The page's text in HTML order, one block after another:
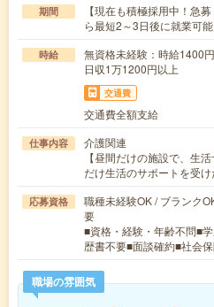
期間
【現在も積極採用中！急
ら最短2～3日後に就業可能
時給
無資格未経験：時給
日収1万1200円以上
交通費
交通費全額支給
仕事内容
介護関連
【昼間だけの施設で、生
だけ生活のサポートを受
応募資格
職種未経験OK / ブランク
要
■資格・経験・年齢不問■
歴書不要■面談確約■社会
職場の雰囲気